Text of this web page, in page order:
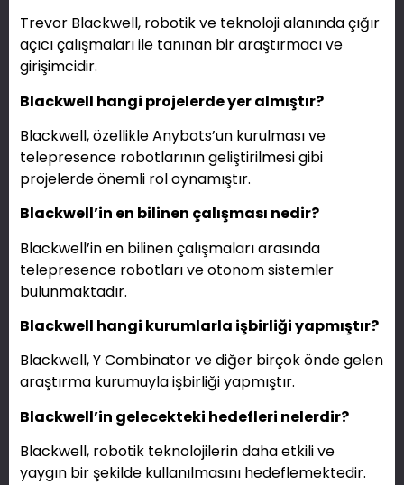
Trevor Blackwell, robotik ve teknoloji alanında çığır
açıcı çalışmaları ile tanınan bir araştırmacı ve
girişimcidir.
Blackwell hangi projelerde yer almıştır?
Blackwell, özellikle Anybots’un kurulması ve
telepresence robotlarının geliştirilmesi gibi
projelerde önemli rol oynamıştır.
Blackwell’in en bilinen çalışması nedir?
Blackwell’in en bilinen çalışmaları arasında
telepresence robotları ve otonom sistemler
bulunmaktadır.
Blackwell hangi kurumlarla işbirliği yapmıştır?
Blackwell, Y Combinator ve diğer birçok önde gelen
araştırma kurumuyla işbirliği yapmıştır.
Blackwell’in gelecekteki hedefleri nelerdir?
Blackwell, robotik teknolojilerin daha etkili ve
yaygın bir şekilde kullanılmasını hedeflemektedir.